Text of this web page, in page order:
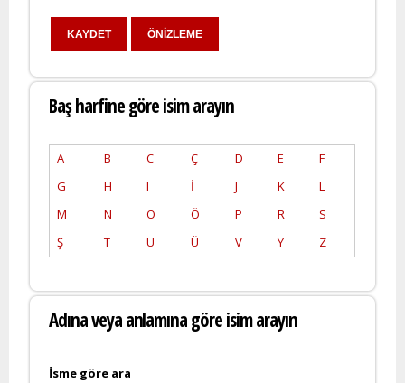
Baş harfine göre isim arayın
A B C Ç D E
F
G
H I İ J K
L
M
N O Ö P R
S
Ş
T U Ü V Y Z
Adına veya anlamına göre isim arayın
İsme göre ara